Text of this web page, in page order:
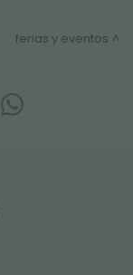
ferias y eventos